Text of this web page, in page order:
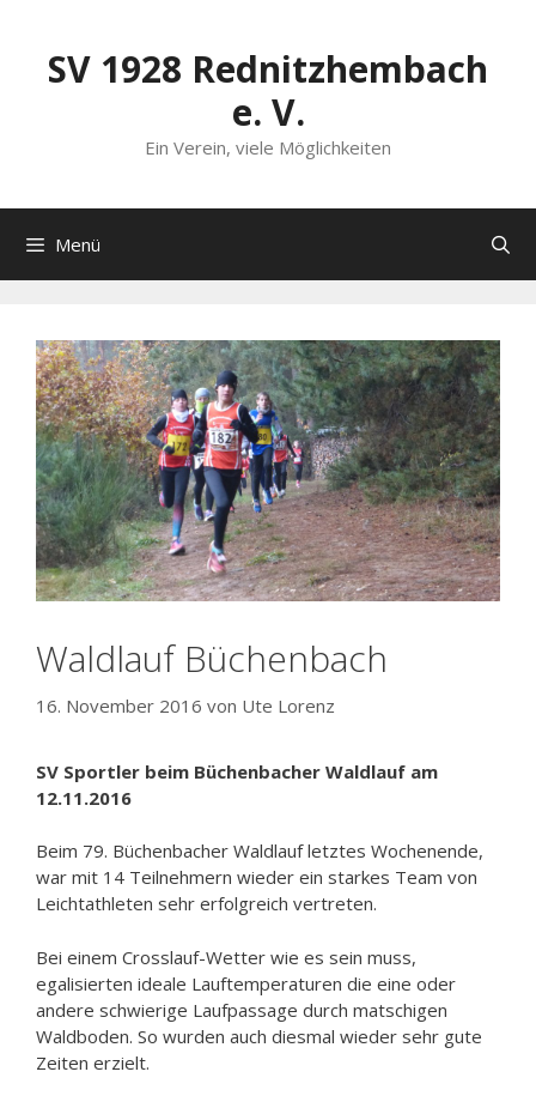
springenSV 1928 Rednitzhembach
e. V.
Ein Verein, viele Möglichkeiten
Menü
Waldlauf Büchenbach
16. November 2016 von Ute Lorenz
SV Sportler beim Büchenbacher Waldlauf am
12.11.2016
Beim 79. Büchenbacher Waldlauf letztes Wochenende,
war mit 14 Teilnehmern wieder ein starkes Team von
Leichtathleten sehr erfolgreich vertreten.
Bei einem Crosslauf-Wetter wie es sein muss,
egalisierten ideale Lauftemperaturen die eine oder
andere schwierige Laufpassage durch matschigen
Waldboden. So wurden auch diesmal wieder sehr gute
Zeiten erzielt.